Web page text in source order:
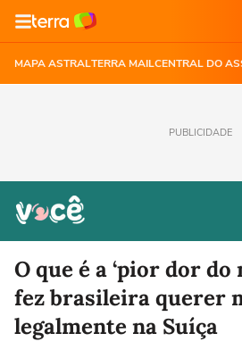
MAPA ASTRALTERRA MAILCENTRAL DO
PUBLICIDADE
O que é a ‘pior dor do
fez brasileira querer
legalmente na Suíça